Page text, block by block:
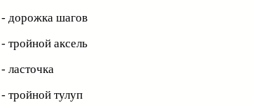
- дорожка шагов
- тройной аксель
- ласточка
- тройной тулуп